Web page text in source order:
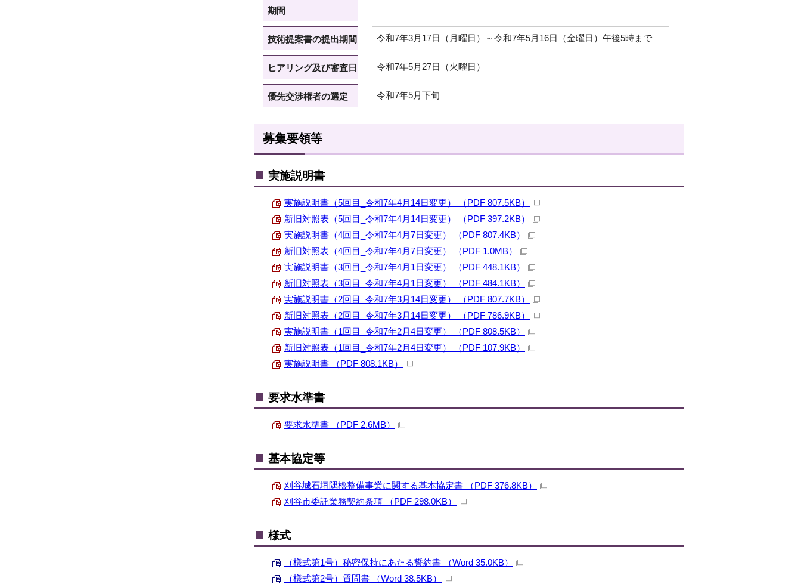
期間
技術提案書の提出期間 令和7年3月17日（月曜日）～令和7年5月16日（金曜日）午後5時まで
ヒアリング及び審査日 令和7年5月27日（火曜日）
優先交渉権者の選定 令和7年5月下旬
募集要領等
実施説明書
実施説明書（5回目_令和7年4月14日変更） （PDF 807.5KB）
新旧対照表（5回目_令和7年4月14日変更） （PDF 397.2KB）
実施説明書（4回目_令和7年4月7日変更） （PDF 807.4KB）
新旧対照表（4回目_令和7年4月7日変更） （PDF 1.0MB）
実施説明書（3回目_令和7年4月1日変更） （PDF 448.1KB）
新旧対照表（3回目_令和7年4月1日変更） （PDF 484.1KB）
実施説明書（2回目_令和7年3月14日変更） （PDF 807.7KB）
新旧対照表（2回目_令和7年3月14日変更） （PDF 786.9KB）
実施説明書（1回目_令和7年2月4日変更） （PDF 808.5KB）
新旧対照表（1回目_令和7年2月4日変更） （PDF 107.9KB）
実施説明書 （PDF 808.1KB）
要求水準書
要求水準書 （PDF 2.6MB）
基本協定等
刈谷城石垣隅櫓整備事業に関する基本協定書 （PDF 376.8KB）
刈谷市委託業務契約条項 （PDF 298.0KB）
様式
（様式第1号）秘密保持にあたる誓約書 （Word 35.0KB）
（様式第2号）質問書 （Word 38.5KB）